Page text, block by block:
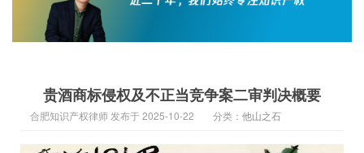
贵酒商标侵权及不正当竞争案二审判决概要
合肥知识产权律师 发布于 2025-10-22 分类： 他山之石